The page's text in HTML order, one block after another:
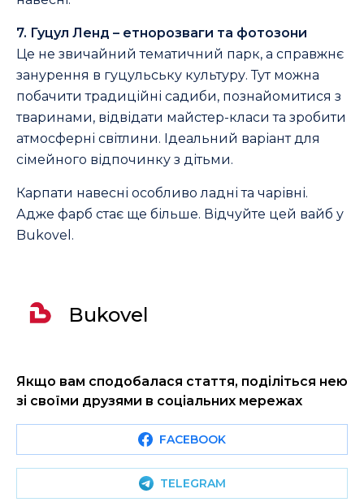
7. Гуцул Ленд – етнорозваги та фотозони
Це не звичайний тематичний парк, а справжнє
занурення в гуцульську культуру. Тут можна
побачити традиційні садиби, познайомитися з
тваринами, відвідати майстер-класи та зробити
атмосферні світлини. Ідеальний варіант для
сімейного відпочинку з дітьми.
Карпати навесні особливо ладні та чарівні.
Адже фарб стає ще більше. Відчуйте цей вайб у
Bukovel.
Bukovel
Якщо вам сподобалася стаття, поділіться нею
зі своїми друзями в соціальних мережах
FACEBOOK
TELEGRAM